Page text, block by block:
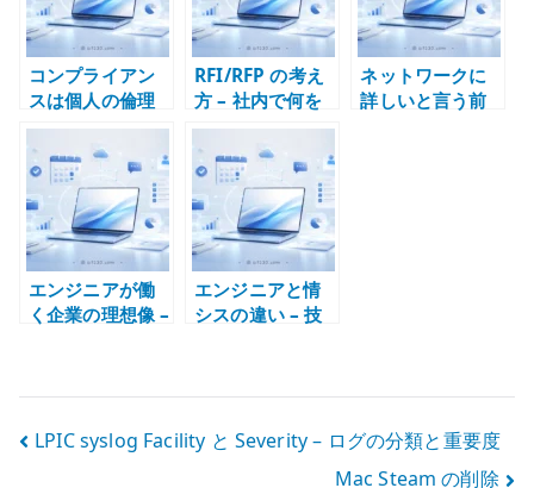
コンプライアン
スは個人の倫理
だけでは守れな
い – 契約、検
収、支払い、証
跡を分けて考え
る
RFI/RFP の考え
方 – 社内で何を
握り、外部に何
を任せるか
ネットワークに
詳しいと言う前
エンジニアが働
く企業の理想像 –
エンジニアと情
シスの違い – 技
投
LPIC syslog Facility と Severity – ログの分類と重要度
Mac Steam の削除